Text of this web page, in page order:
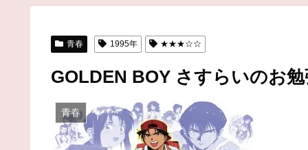
青春 1995年 ★★★☆☆
GOLDEN BOY さすらいのお
青春